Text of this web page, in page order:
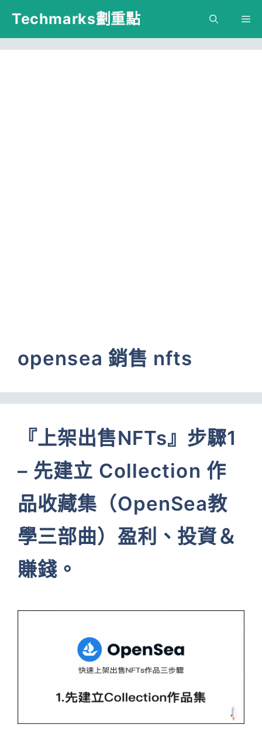
跳
主
Techmarks劃重點
opensea 銷售 nfts
『上架出售NFTs』步驟1
– 先建立 Collection 作
品收藏集（OpenSea教
學三部曲）盈利、投資＆
賺錢。